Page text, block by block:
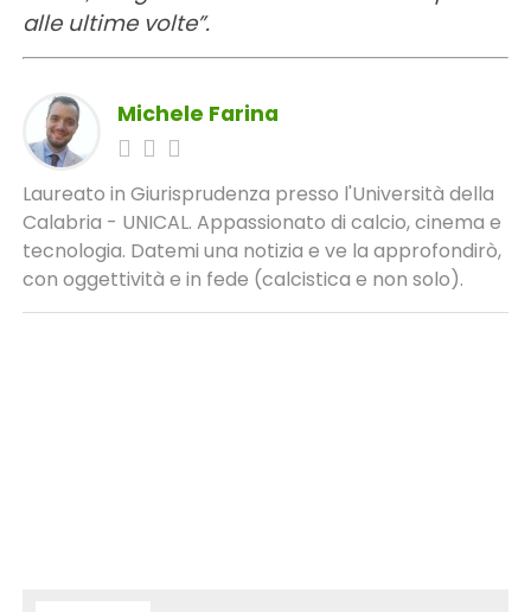
alle ultime volte”.
Michele Farina
Laureato in Giurisprudenza presso l'Università della
Calabria - UNICAL. Appassionato di calcio, cinema e
tecnologia. Datemi una notizia e ve la approfondirò,
con oggettività e in fede (calcistica e non solo).